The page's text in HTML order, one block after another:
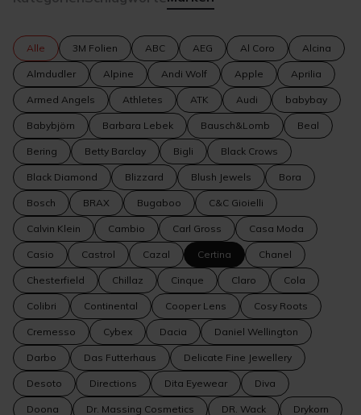
Alle 3M Folien ABC AEG Al Coro Alcina
Almdudler Alpine Andi Wolf Apple Aprilia
Armed Angels Athletes ATK Audi babybay
Babybjörn Barbara Lebek Bausch&Lomb Beal
Bering Betty Barclay Bigli Black Crows
Black Diamond Blizzard Blush Jewels Bora
Bosch BRAX Bugaboo C&C Gioielli
Calvin Klein Cambio Carl Gross Casa Moda
Casio Castrol Cazal Certina Chanel
Chesterfield Chillaz Cinque Claro Cola
Colibri Continental Cooper Lens Cosy Roots
Cremesso Cybex Dacia Daniel Wellington
Darbo Das Futterhaus Delicate Fine Jewellery
Desoto Directions Dita Eyewear Diva
Doona Dr. Massing Cosmetics DR. Wack Drykorn